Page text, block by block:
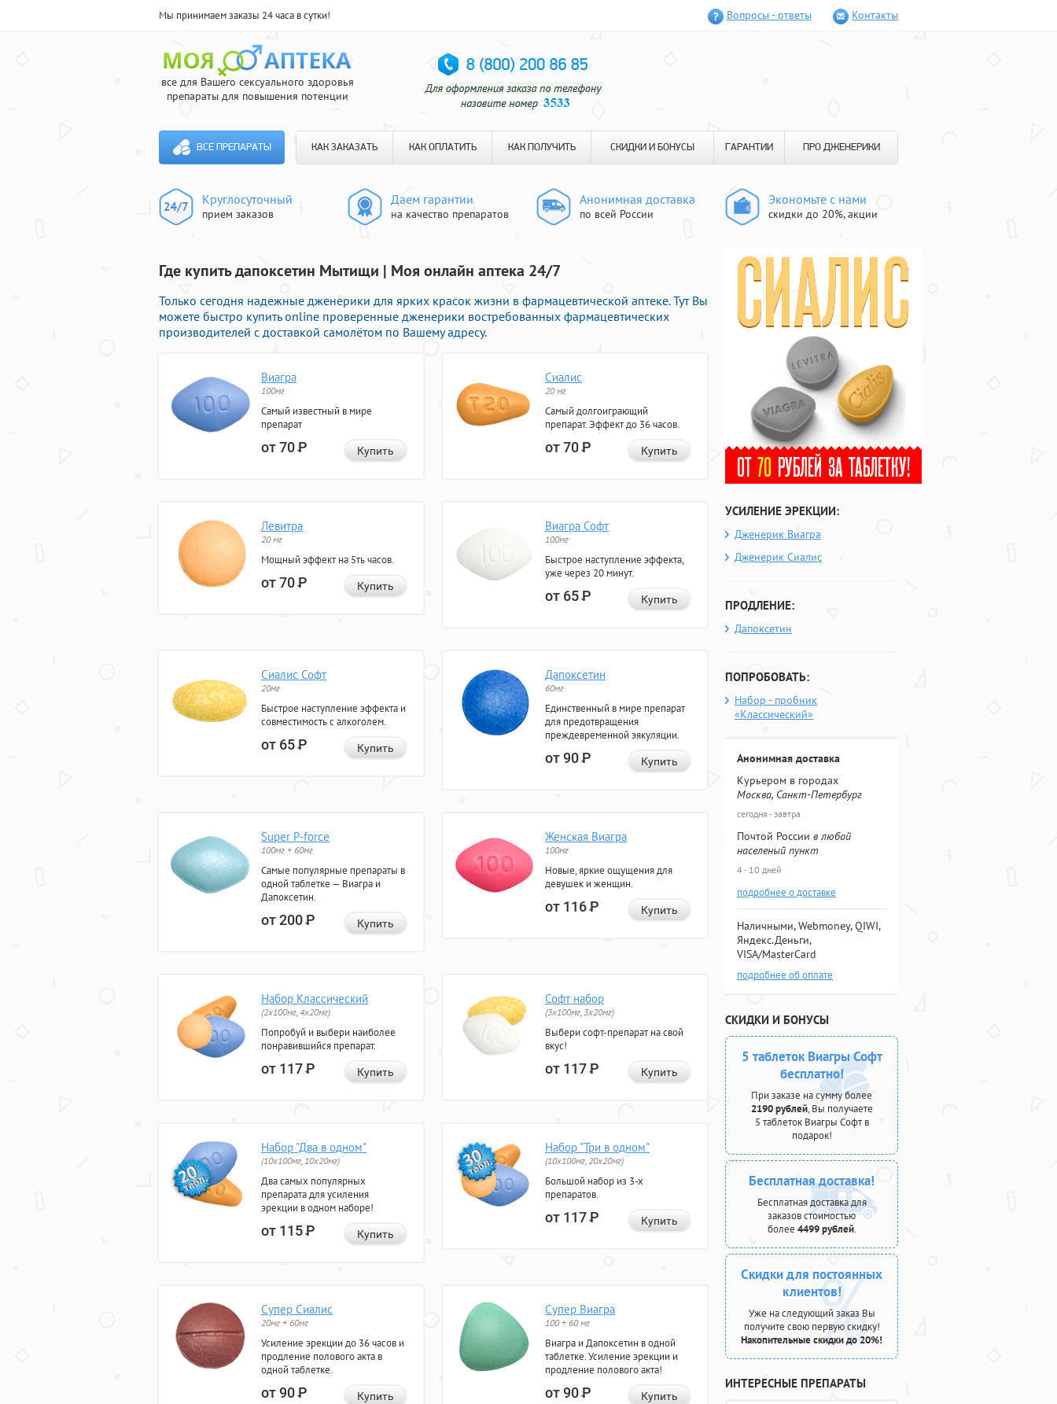
Мы принимаем заказы 24 часа в сутки! Вопросы - ответы Контакты
все для Вашего сексуального здоровья
препараты для повышения потенции
ВСЕ ПРЕПАРАТЫ КАК ЗАКАЗАТЬ КАК ОПЛАТИТЬ КАК ПОЛУЧИТЬ СКИДКИ И БОНУСЫ ГАРАНТИИ ПРО ДЖЕНЕРИКИ
Круглосуточный
прием заказов
Даем гарантии
на качество препаратов
Анонимная доставка
по всей России
Экономьте с нами
скидки до 20%, акции
Где купить дапоксетин Мытищи | Моя онлайн аптека 24/7
Только сегодня надежные дженерики для ярких красок жизни в фармацевтической аптеке. Тут Вы
можете быстро купить online проверенные дженерики востребованных фармацевтических
производителей с доставкой самолётом по Вашему адресу.
Виагра
100мг
Самый известный в мире
препарат
от 70Р Купить
Сиалис
20 мг
Самый долгоиграющий
препарат. Эффект до 36 часов.
от 70Р Купить
Левитра
20 мг
Мощный эффект на 5ть часов.
от 70Р Купить
Виагра Софт
100мг
Быстрое наступление эффекта,
уже через 20 минут.
от 65Р Купить
Сиалис Софт
20мг
Быстрое наступление эффекта и
совместимость с алкоголем.
от 65Р Купить
Дапоксетин
60мг
Единственный в мире препарат
для предотвращения
преждевременной эякуляции.
от 90Р Купить
Super P-force
100мг + 60мг
Самые популярные препараты в
одной таблетке — Виагра и
Дапоксетин.
от 200Р Купить
Женская Виагра
100мг
Новые, яркие ощущения для
девушек и женщин.
от 116Р Купить
Набор Классический
(2x100мг, 4x20мг)
Попробуй и выбери наиболее
понравившийся препарат.
от 117Р Купить
Софт набор
(3x100мг, 3x20мг)
Выбери софт-препарат на свой
вкус!
от 117Р Купить
Набор "Два в одном"
(10x100мг, 10x20мг)
Два самых популярных
препарата для усиления
эрекции в одном наборе!
от 115Р Купить
Набор "Три в одном"
(10x100мг, 20x20мг)
Большой набор из 3-х
препаратов.
от 117Р Купить
Супер Сиалис
20мг + 60мг
Усиление эрекции до 36 часов и
продление полового акта в
одной таблетке.
от 90Р Купить
Супер Виагра
100 + 60 мг
Виагра и Дапоксетин в одной
таблетке. Усиление эрекции и
продление полового акта!
от 90Р Купить
УСИЛЕНИЕ ЭРЕКЦИИ:
Дженерик Виагра
Дженерик Сиалис
ПРОДЛЕНИЕ:
Дапоксетин
ПОПРОБОВАТЬ:
Набор - пробник
«Классический»
Анонимная доставка
Курьером в городах
Москва, Санкт-Петербург
сегодня - завтра
Почтой России в любой
населеный пункт
4 - 10 дней
подробнее о доставке
Наличными, Webmoney, QIWI,
Яндекс.Деньги,
VISA/MasterCard
подробнее об оплате
СКИДКИ И БОНУСЫ
5 таблеток Виагры Софт
бесплатно!
При заказе на сумму более
2190 рублей, Вы получаете
5 таблеток Виагры Софт в
подарок!
Бесплатная доставка!
Бесплатная доставка для
заказов стоимостью
более 4499 рублей.
Скидки для постоянных
клиентов!
Уже на следующий заказ Вы
получите свою первую скидку!
Накопительные скидки до 20%!
ИНТЕРЕСНЫЕ ПРЕПАРАТЫ